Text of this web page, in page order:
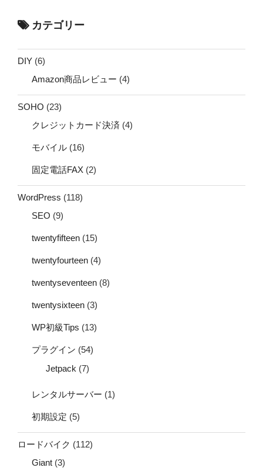
カテゴリー
DIY (6)
Amazon商品レビュー (4)
SOHO (23)
クレジットカード決済 (4)
モバイル (16)
固定電話FAX (2)
WordPress (118)
SEO (9)
twentyfifteen (15)
twentyfourteen (4)
twentyseventeen (8)
twentysixteen (3)
WP初級Tips (13)
プラグイン (54)
Jetpack (7)
レンタルサーバー (1)
初期設定 (5)
ロードバイク (112)
Giant (3)